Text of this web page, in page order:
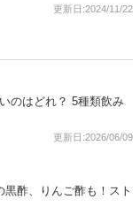
更新日:2024/11/22
のはどれ？ 5種類飲み
更新日:2026/06/09
酢、りんご酢も！スト